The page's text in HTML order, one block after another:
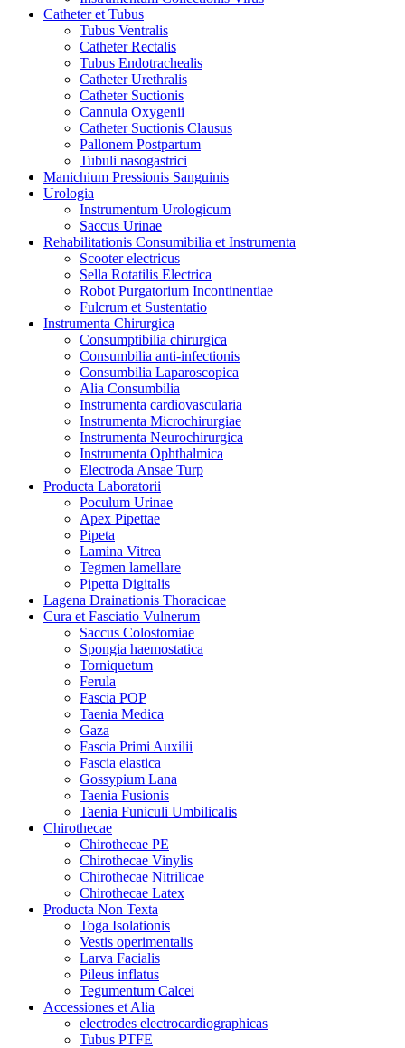
Catheter et Tubus
Tubus Ventralis
Catheter Rectalis
Tubus Endotrachealis
Catheter Urethralis
Catheter Suctionis
Cannula Oxygenii
Catheter Suctionis Clausus
Pallonem Postpartum
Tubuli nasogastrici
Manichium Pressionis Sanguinis
Urologia
Instrumentum Urologicum
Saccus Urinae
Rehabilitationis Consumibilia et Instrumenta
Scooter electricus
Sella Rotatilis Electrica
Robot Purgatorium Incontinentiae
Fulcrum et Sustentatio
Instrumenta Chirurgica
Consumptibilia chirurgica
Consumbilia anti-infectionis
Consumbilia Laparoscopica
Alia Consumbilia
Instrumenta cardiovascularia
Instrumenta Microchirurgiae
Instrumenta Neurochirurgica
Instrumenta Ophthalmica
Electroda Ansae Turp
Producta Laboratorii
Poculum Urinae
Apex Pipettae
Pipeta
Lamina Vitrea
Tegmen lamellare
Pipetta Digitalis
Lagena Drainationis Thoracicae
Cura et Fasciatio Vulnerum
Saccus Colostomiae
Spongia haemostatica
Torniquetum
Ferula
Fascia POP
Taenia Medica
Gaza
Fascia Primi Auxilii
Fascia elastica
Gossypium Lana
Taenia Fusionis
Taenia Funiculi Umbilicalis
Chirothecae
Chirothecae PE
Chirothecae Vinylis
Chirothecae Nitrilicae
Chirothecae Latex
Producta Non Texta
Toga Isolationis
Vestis operimentalis
Larva Facialis
Pileus inflatus
Tegumentum Calcei
Accessiones et Alia
electrodes electrocardiographicas
Tubus PTFE